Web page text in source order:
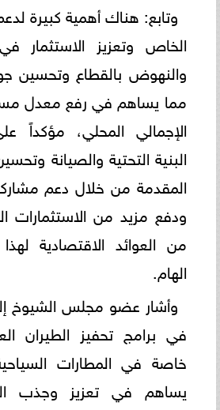
وتابع: هناك أهمية كبيرة
الخاص وتعزيز الاستثمار
والنهوض بالقطاع وتحسين
مما يساهم في رفع معدل
الإجمالي المحلي، مؤكداً
البنية التحتية والصيانة
المقدمة من خلال دعم
ودفع مزيد من الاستثمارات
من العوائد الاقتصادية
الهام.
وأشار عضو مجلس الشيوخ
في برامج تحفيز الطيران
خاصة في المطارات
يساهم في تعزيز وجذب